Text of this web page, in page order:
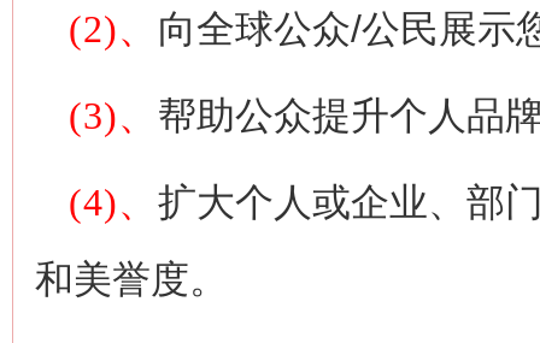
(2)、 向全球公众/公民展示
(3)、 帮助公众提升个人品
(4)、 扩大个人或企业、部
和美誉度。